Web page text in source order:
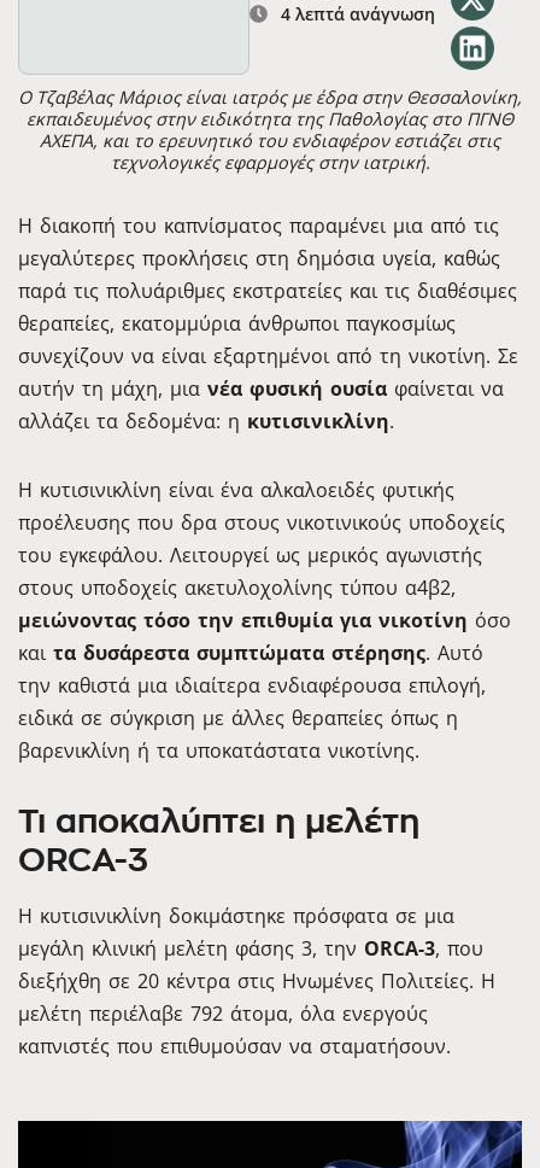
4 λεπτά ανάγνωση
Ο Τζαβέλας Μάριος είναι ιατρός με έδρα στην Θεσσαλονίκη,
εκπαιδευμένος στην ειδικότητα της Παθολογίας στο ΠΓΝΘ
ΑΧΕΠΑ, και το ερευνητικό του ενδιαφέρον εστιάζει στις
τεχνολογικές εφαρμογές στην ιατρική.
Η διακοπή του καπνίσματος παραμένει μια από τις
μεγαλύτερες προκλήσεις στη δημόσια υγεία, καθώς
παρά τις πολυάριθμες εκστρατείες και τις διαθέσιμες
θεραπείες, εκατομμύρια άνθρωποι παγκοσμίως
συνεχίζουν να είναι εξαρτημένοι από τη νικοτίνη. Σε
αυτήν τη μάχη, μια νέα φυσική ουσία φαίνεται να
αλλάζει τα δεδομένα: η κυτισινικλίνη.
Η κυτισινικλίνη είναι ένα αλκαλοειδές φυτικής
προέλευσης που δρα στους νικοτινικούς υποδοχείς
του εγκεφάλου. Λειτουργεί ως μερικός αγωνιστής
στους υποδοχείς ακετυλοχολίνης τύπου α4β2,
μειώνοντας τόσο την επιθυμία για νικοτίνη όσο
και τα δυσάρεστα συμπτώματα στέρησης. Αυτό
την καθιστά μια ιδιαίτερα ενδιαφέρουσα επιλογή,
ειδικά σε σύγκριση με άλλες θεραπείες όπως η
βαρενικλίνη ή τα υποκατάστατα νικοτίνης.
Τι αποκαλύπτει η μελέτη
ORCA-3
Η κυτισινικλίνη δοκιμάστηκε πρόσφατα σε μια
μεγάλη κλινική μελέτη φάσης 3, την ORCA-3, που
διεξήχθη σε 20 κέντρα στις Ηνωμένες Πολιτείες. Η
μελέτη περιέλαβε 792 άτομα, όλα ενεργούς
καπνιστές που επιθυμούσαν να σταματήσουν.